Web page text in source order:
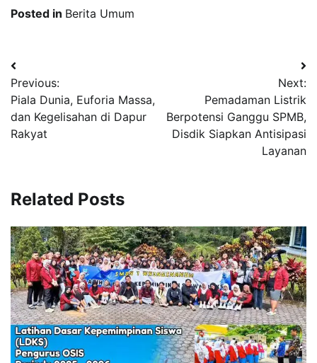
Posted in Berita Umum
Navigasi
pos
Previous:
Piala Dunia, Euforia Massa,
dan Kegelisahan di Dapur
Rakyat
Next:
Pemadaman Listrik
Berpotensi Ganggu SPMB,
Disdik Siapkan Antisipasi
Layanan
Related Posts